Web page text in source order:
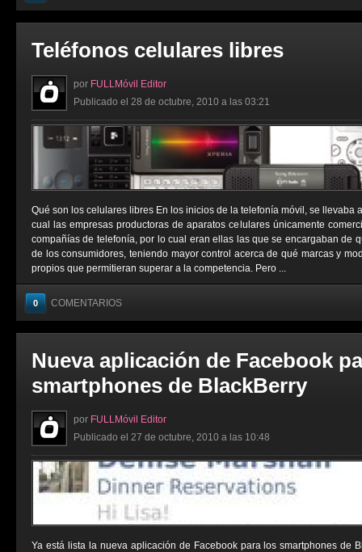
Teléfonos celulares libres
por FULLMóvil Editor
Publicado el 28 de octubre, 2010 a las 03:21
Qué son los celulares libres En los inicios de la telefonía móvil, se llevaba
cual las empresas productoras de aparatos celulares únicamente
compañías de telefonía, por lo cual eran ellas las que se encargaban de
de los consumidores, teniendo mayor control acerca de qué marcas y
propios que permitieran superar a la competencia. Pero ...
0 COMENTARIOS
Nueva aplicación de Facebook
smartphones de BlackBerry
por FULLMóvil Editor
Publicado el 27 de octubre, 2010 a las 10:48
Ya está lista la nueva aplicación de Facebook para los smartphones de